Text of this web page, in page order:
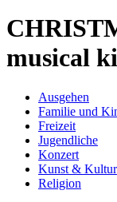
musical
Ausgehen
Familie und
Freizeit
Jugendliche
Konzert
Kunst & Kultur
Religion